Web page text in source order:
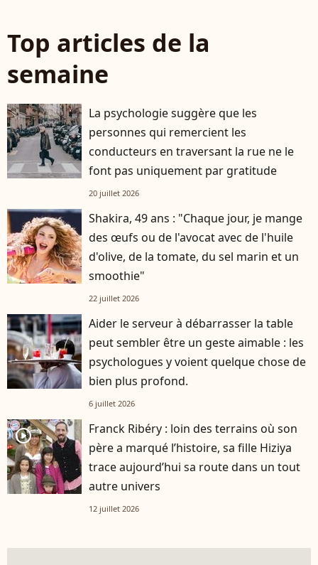
Top articles de la
semaine
La psychologie suggère que les
personnes qui remercient les
conducteurs en traversant la rue ne le
font pas uniquement par gratitude
20 juillet 2026
Shakira, 49 ans : "Chaque jour, je mange
des œufs ou de l'avocat avec de l'huile
d'olive, de la tomate, du sel marin et un
smoothie"
22 juillet 2026
Aider le serveur à débarrasser la table
peut sembler être un geste aimable : les
psychologues y voient quelque chose de
bien plus profond.
6 juillet 2026
player2
Franck Ribéry : loin des terrains où son
père a marqué l’histoire, sa fille Hiziya
trace aujourd’hui sa route dans un tout
autre univers
12 juillet 2026